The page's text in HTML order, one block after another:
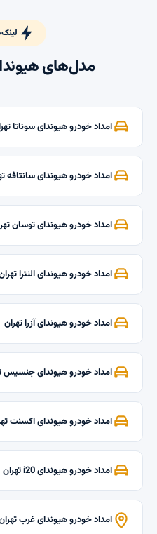
مدل‌های
امداد خودرو هیوندای سوناتا
امداد خودرو هیوندای سانتافه
امداد خودرو هیوندای توسان
امداد خودرو هیوندای النترا
امداد خودرو هیوندای آزرا تهران
امداد خودرو هیوندای جنسیس
امداد خودرو هیوندای اکسنت
امداد خودرو هیوندای i20 تهران
امداد خودرو هیوندای غرب